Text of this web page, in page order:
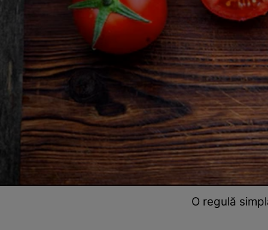
O regulă